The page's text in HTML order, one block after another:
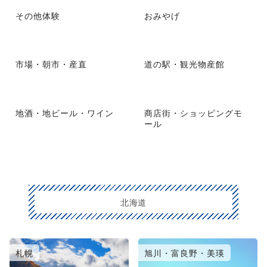
その他体験 おみやげ
市場・朝市・産直 道の駅・観光物産館
地酒・地ビール・ワイン
商店街・ショッピングモ
ール
北海道
札幌 旭川・富良野・美瑛